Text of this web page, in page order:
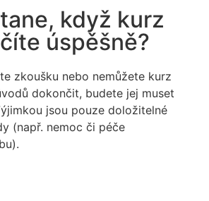
když kurz
úspěšně?
zkoušku nebo nemůžete kurz
dokončit, budete jej muset
jsou pouze doložitelné
(např. nemoc či péče